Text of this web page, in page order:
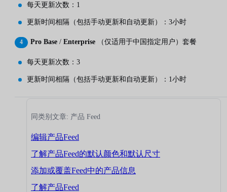
每天更新次数：1
更新时间相隔（包括手动更新和自动更新）：3小时
Pro Base / Enterprise （仅适用于中国指定用户）套餐
每天更新次数：3
更新时间相隔（包括手动更新和自动更新）：1小时
同类别文章: 产品 Feed
编辑产品Feed
了解产品Feed的默认颜色和默认尺寸
添加或覆盖Feed中的产品信息
了解产品Feed